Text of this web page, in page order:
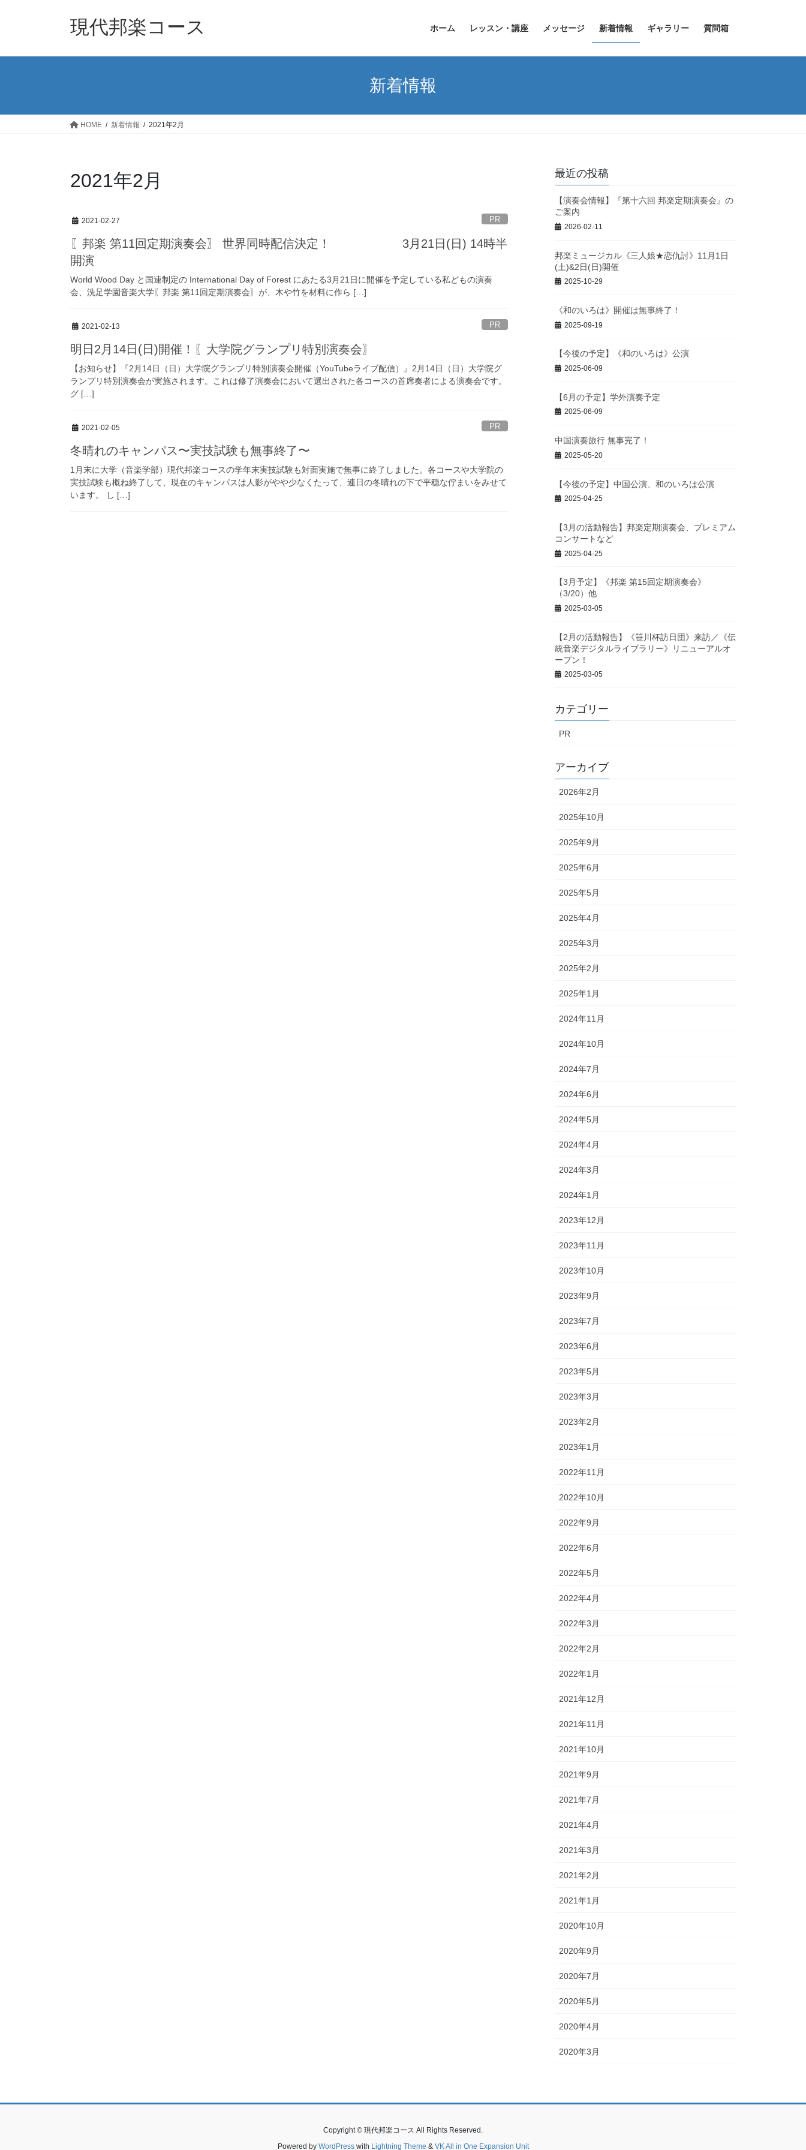
現代邦楽コース ホーム レッスン・講座 メッセージ 新着情報 ギャラリー 質問箱
新着情報
HOME 新着情報 2021年2月
2021年2月
2021-02-27 PR
〖邦楽 第11回定期演奏会〗 世界同時配信決定！ 3月21日(日) 14時半
開演
World Wood Day と国連制定の International Day of Forest にあたる3月21日に開催を予定している私どもの演奏
会、洗足学園音楽大学〖邦楽 第11回定期演奏会〗が、木や竹を材料に作ら […]
2021-02-13 PR
明日2月14日(日)開催！〖大学院グランプリ特別演奏会〗
【お知らせ】『2月14日（日）大学院グランプリ特別演奏会開催（YouTubeライブ配信）』2月14日（日）大学院グ
ランプリ特別演奏会が実施されます。これは修了演奏会において選出された各コースの首席奏者による演奏会です。
グ […]
2021-02-05 PR
冬晴れのキャンパス〜実技試験も無事終了〜
1月末に大学（音楽学部）現代邦楽コースの学年末実技試験も対面実施で無事に終了しました。各コースや大学院の
実技試験も概ね終了して、現在のキャンパスは人影がやや少なくたって、連日の冬晴れの下で平穏な佇まいをみせて
います。 し […]
最近の投稿
【演奏会情報】『第十六回 邦楽定期演奏会』の
ご案内
2026-02-11
邦楽ミュージカル《三人娘★恋仇討》11月1日
(土)&2日(日)開催
2025-10-29
《和のいろは》開催は無事終了！
2025-09-19
【今後の予定】《和のいろは》公演
2025-06-09
【6月の予定】学外演奏予定
2025-06-09
中国演奏旅行 無事完了！
2025-05-20
【今後の予定】中国公演、和のいろは公演
2025-04-25
【3月の活動報告】邦楽定期演奏会、プレミアム
コンサートなど
2025-04-25
【3月予定】《邦楽 第15回定期演奏会》
（3/20）他
2025-03-05
【2月の活動報告】《笹川杯訪日団》来訪／《伝
統音楽デジタルライブラリー》リニューアルオ
ープン！
2025-03-05
カテゴリー
PR
アーカイブ
2026年2月
2025年10月
2025年9月
2025年6月
2025年5月
2025年4月
2025年3月
2025年2月
2025年1月
2024年11月
2024年10月
2024年7月
2024年6月
2024年5月
2024年4月
2024年3月
2024年1月
2023年12月
2023年11月
2023年10月
2023年9月
2023年7月
2023年6月
2023年5月
2023年3月
2023年2月
2023年1月
2022年11月
2022年10月
2022年9月
2022年6月
2022年5月
2022年4月
2022年3月
2022年2月
2022年1月
2021年12月
2021年11月
2021年10月
2021年9月
2021年7月
2021年4月
2021年3月
2021年2月
2021年1月
2020年10月
2020年9月
2020年7月
2020年5月
2020年4月
2020年3月
Copyright © 現代邦楽コース All Rights Reserved.
Powered by WordPresswith Lightning Theme & VK All in One Expansion Unit